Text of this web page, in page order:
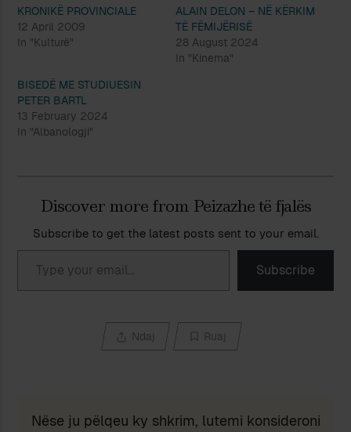
KRONIKË PROVINCIALE
12 April 2009
In "Kulturë"
ALAIN DELON – NË KËRKIM
TË FËMIJËRISË
28 August 2024
In "Kinema"
BISEDË ME STUDIUESIN
PETER BARTL
13 February 2024
In "Albanologji"
Discover more from Peizazhe të fjalës
Subscribe to get the latest posts sent to your email.
Type your email…
Subscribe
Ndaj Ruaj
Nëse ju pëlqeu ky shkrim, lutemi konsideroni